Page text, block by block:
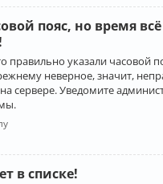
пояс, но время
правильно указали часовой
неверное, значит,
сервере. Уведомите
в списке!